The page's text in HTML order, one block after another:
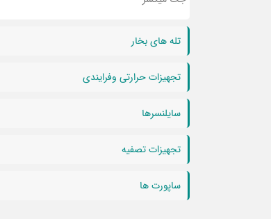
تله های بخار
تجهیزات حرارتی وفرایندی
سایلنسرها
تجهیزات تصفیه
ساپورت ها